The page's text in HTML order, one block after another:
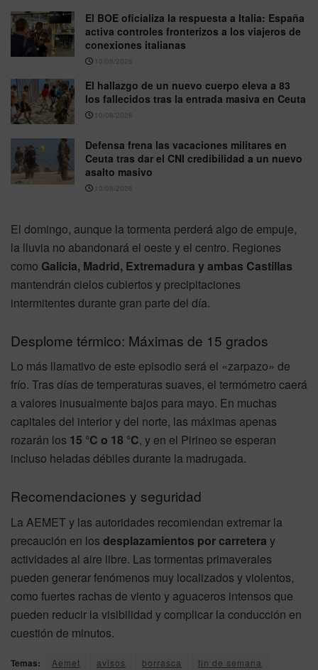
El BOE oficializa la respuesta a Italia: España
activa controles fronterizos a los viajeros de
conexiones italianas
10/08/2026
El hallazgo de un nuevo cuerpo eleva a 83
los fallecidos tras la entrada masiva en Ceuta
10/08/2026
Defensa frena las vacaciones militares en
Ceuta tras dar el CNI credibilidad a un nuevo
asalto masivo
10/08/2026
El domingo, aunque la tormenta perderá algo de empuje,
la lluvia no abandonará el oeste y el centro. Regiones
como Galicia, Madrid, Extremadura y ambas Castillas
mantendrán cielos cubiertos y precipitaciones
intermitentes durante gran parte del día.
Desplome térmico: Máximas de 15 grados
Lo más llamativo de este episodio será el «zarpazo» de
frío. Tras días de temperaturas suaves, el termómetro caerá
a valores inusualmente bajos para mayo. En muchas
capitales del interior y del norte, las máximas apenas
rozarán los 15 °C o 18 °C, y en el Pirineo se esperan
incluso heladas débiles durante la madrugada.
Recomendaciones y seguridad
La AEMET y las autoridades recomiendan extremar la
precaución en los desplazamientos por carretera y
actividades al aire libre. Las tormentas primaverales
pueden generar fenómenos muy localizados y violentos,
como fuertes rachas de viento y aguaceros intensos que
pueden reducir la visibilidad y complicar la conducción en
cuestión de minutos.
Temas: Aemet avisos borrasca fin de semana